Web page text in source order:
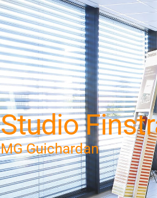
Studio
MG Guichardan